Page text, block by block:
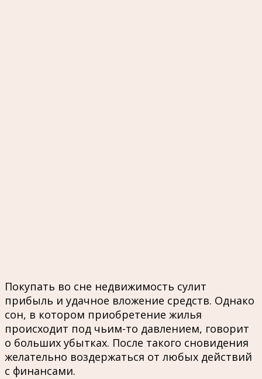
Покупать во сне недвижимость сулит
прибыль и удачное вложение средств. Однако
сон, в котором приобретение жилья
происходит под чьим-то давлением, говорит
о больших убытках. После такого сновидения
желательно воздержаться от любых действий
с финансами.